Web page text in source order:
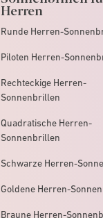
Herren
Runde Herren-
Piloten Herren-
Rechteckige Herren-
Sonnenbrillen
Quadratische Herren-
Sonnenbrillen
Schwarze Herren-
Goldene Herren-
Braune Herren-